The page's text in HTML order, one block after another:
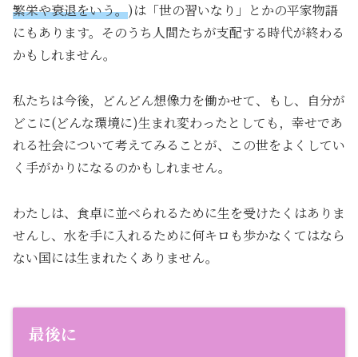
繁栄や衰退をいう。)は「世の習いなり」とかの平家物語
にもあります。そのうち人間たちが支配する時代が終わる
かもしれません。
私たちは今後，どんどん想像力を働かせて、もし、自分が
どこに(どんな環境に)生まれ変わったとしても，幸せであ
れる社会について考えてみることが、この世をよくしてい
く手がかりになるのかもしれません。
わたしは、食卓に並べられるために生を受けたくはありま
せんし、水を手に入れるために何キロも歩かなくてはなら
ない国には生まれたくありません。
最後に